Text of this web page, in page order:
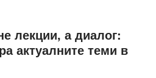
лекции, а диалог:
актуалните теми в